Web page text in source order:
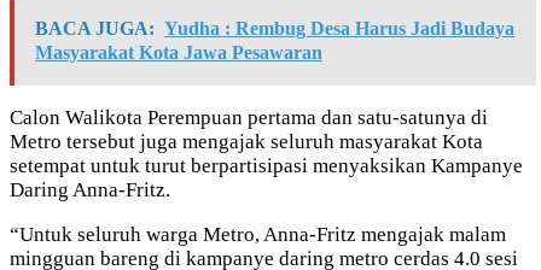
BACA JUGA: Yudha : Rembug Desa Harus Jadi Budaya
Masyarakat Kota Jawa Pesawaran
Calon Walikota Perempuan pertama dan satu-satunya di
Metro tersebut juga mengajak seluruh masyarakat Kota
setempat untuk turut berpartisipasi menyaksikan Kampanye
Daring Anna-Fritz.
“Untuk seluruh warga Metro, Anna-Fritz mengajak malam
mingguan bareng di kampanye daring metro cerdas 4.0 sesi